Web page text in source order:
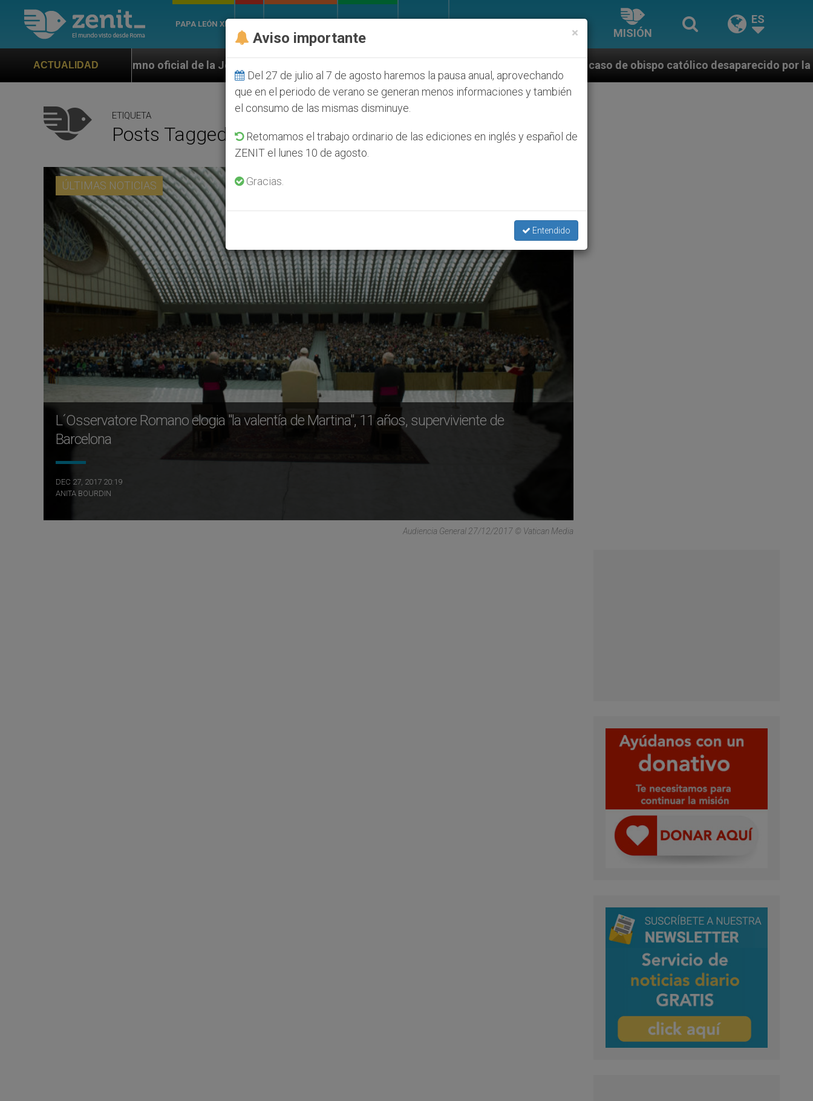
PAPA LEÓN XIV
MISIÓN
ES
ACTUALIDAD
oficial de la Jornada Mundial de la Juventud Seúl 2027 ONU se pronuncia ante caso de obispo católico desaparecido por la dictadura nicaragüense
ETIQUETA
Posts Tagged ‘atentado De Barcelona’
ÚLTIMAS NOTICIAS
L´Osservatore Romano elogia "la valentía de Martina", 11 años, superviviente de
Barcelona
DEC 27, 2017 20:19
ANITA BOURDIN
Audiencia General 27/12/2017 © Vatican Media
×
Aviso importante
Del 27 de julio al 7 de agosto haremos la pausa anual, aprovechando
que en el periodo de verano se generan menos informaciones y también
el consumo de las mismas disminuye.
Retomamos el trabajo ordinario de las ediciones en inglés y español de
ZENIT el lunes 10 de agosto.
Gracias.
Entendido